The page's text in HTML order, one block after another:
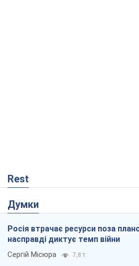
Rest
Думки
Росія втрачає ресурси поза
насправді диктує темп війни
Сергій Місюра 7,8 т.